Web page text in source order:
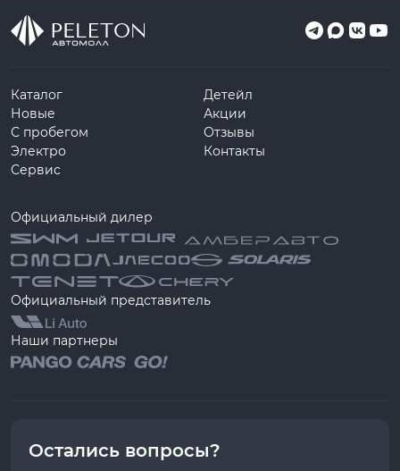
Каталог
Новые
С пробегом
Электро
Сервис
Детейл
Акции
Отзывы
Контакты
Официальный дилер
Официальный представитель
Наши партнеры
Остались вопросы?